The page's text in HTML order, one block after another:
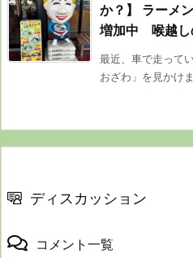
か？】 ラーメ
増加中 喉越し
最近、車で走って
おざわ」を見かけ
ディスカッション
コメント一覧